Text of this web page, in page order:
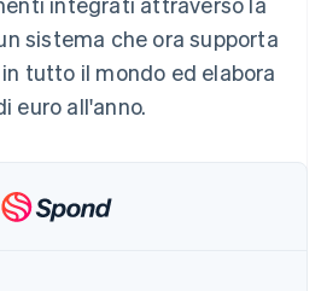
viaggi e
libero
app
nostro partner
sistema che ora supporta
tutto il mondo ed elabora
euro all'anno.